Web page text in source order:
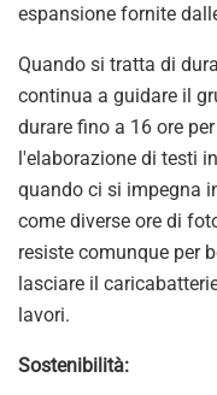
espansione fornite
Quando si tratta di
continua a guidare il
durare fino a 16 ore
l'elaborazione di testi
quando ci si impegna
come diverse ore di
resiste comunque per
lasciare il
lavori.
Sostenibilità: